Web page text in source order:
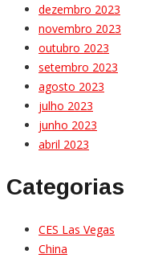
dezembro 2023
novembro 2023
outubro 2023
setembro 2023
agosto 2023
julho 2023
junho 2023
abril 2023
Categorias
CES Las Vegas
China